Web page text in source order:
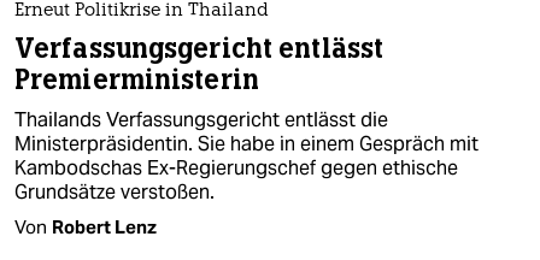
Erneut Politikrise in Thailand
Verfassungsgericht entlässt
Premierministerin
Thailands Verfassungsgericht entlässt die
Ministerpräsidentin. Sie habe in einem Gespräch mit
Kambodschas Ex-Regierungschef gegen ethische
Grundsätze verstoßen.
Von Robert Lenz